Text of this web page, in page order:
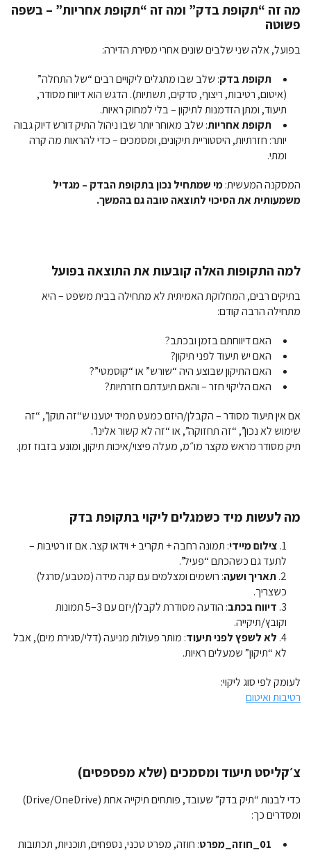
מה זה “תקופת בדק” ומה זה “תקופת אחריות” – בשפה
פשוטה
בפועל, אלה שני שלבים שונים אחרי מסירת הדירה:
תקופת בדק: שלב שבו מתגלים ליקויים רבים “של התחלה”
(איטום, רטיבות, ריצוף, סדקים, תשתיות). הדגש הוא דיווח מסודר,
תיעוד, ומתן הזדמנות לתיקון – בלי למחוק ראיות.
תקופת אחריות: שלב מאוחר יותר שבו ניהול התיק דורש דיוק גבוה
יותר: חזרתיות, היסטוריית תיקונים, ומסמכים – כדי להראות מה קרה
ומתי.
המסקנה המעשית:מי שמתחיל נכון בתקופת הבדק – מגדיל
משמעותית את הסיכוי לתוצאה טובה גם בהמשך.
למה התקופות האלה קובעות את התוצאה בפועל
בתיקים רבים, המחלוקת האמיתית לא מתחילה בבית משפט – היא
מתחילה הרבה קודם:
האם דיווחתם בזמן ובכתב?
האם יש תיעוד לפני תיקון?
האם התיקון שבוצע היה “שורש” או “קוסמטי”?
האם הליקוי חזר – והאם תיעדתם חזרתיות?
אם אין תיעוד מסודר – הקבלן/היזם כמעט תמיד יטענו ש“זה תוקן”, “זה
שימוש לא נכון”, “זה תחזוקה”, או “זה לא קשור אלינו”.
תיק מסודר מראש מקצר מו״מ, מעלה פיצוי/איכות תיקון, ומונע בזבוז זמן.
מה לעשות מיד כשמגלים ליקוי בתקופת בדק
צילום מיידי: תמונה רחבה + תקריב + וידאו קצר. אם זו רטיבות –
לתעד גם כשהכתם “פעיל”.
תאריך ושעה: רושמים ומצלמים עם קנה מידה (מטבע/סרגל)
כשצריך.
דיווח בכתב
: הודעה מסודרת לקבלן/יזם עם 3–5 תמונות
וקובץ/תיקייה.
לא לשפץ לפני תיעוד: מותר פעולות מניעה (דלי/סגירת מים), אבל
לא “תיקון” שמעלים ראיות.
לעומק לפי סוג ליקוי:
רטיבות ואיטום
צ׳קליסט תיעוד ומסמכים (שלא מפספסים)
כדי לבנות “תיק בדק” שעובד, פותחים תיקייה אחת (Drive/OneDrive)
ומסדרים כך:
01_חוזה_מפרט
: חוזה, מפרט טכני, נספחים, תוכניות, תכתובות